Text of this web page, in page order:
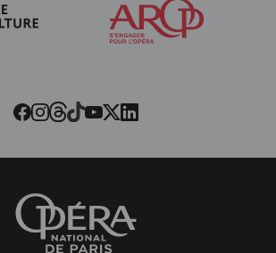
Facebook
Instagram
Threads
Tiktok
Youtube
Twitter
LinkedIn